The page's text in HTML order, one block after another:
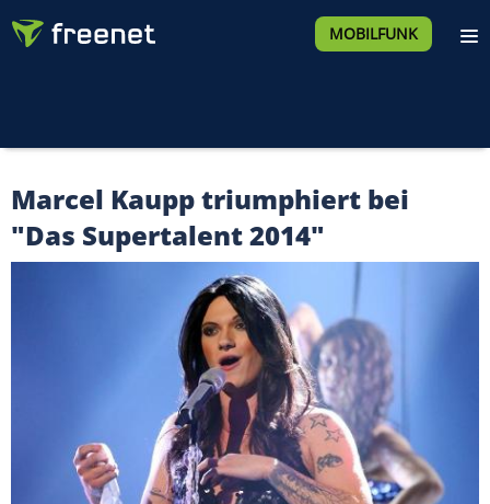
MOBILFUNK
Marcel Kaupp triumphiert bei
"Das Supertalent 2014"